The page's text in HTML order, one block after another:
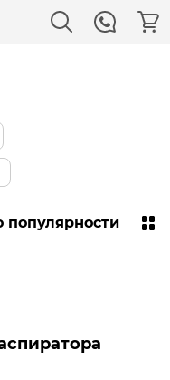
популярности